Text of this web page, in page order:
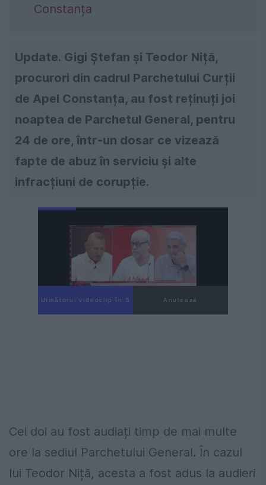
Constanța
Update. Gigi Ștefan și Teodor Niță,
procurori din cadrul Parchetului Curții
de Apel Constanța, au fost reținuți joi
noaptea de Parchetul General, pentru
24 de ore, într-un dosar ce vizează
fapte de abuz în serviciu și alte
infracțiuni de corupție.
Următorul videoclip în 4 Anulează
Cei doi au fost audiați timp de mai multe
ore la sediul Parchetului General. În cazul
lui Teodor Niță, acesta a fost adus la audieri